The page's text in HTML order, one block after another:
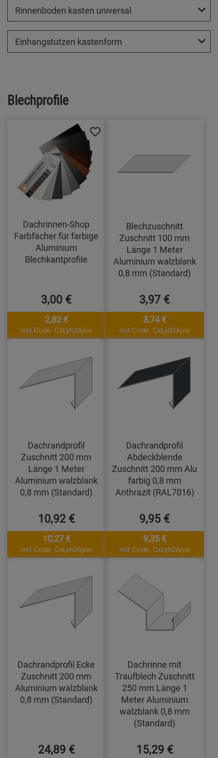
Rinnenboden kasten universal
Einhangstutzen kastenform
Blechprofile
Dachrinnen-Shop
Farbfächer für farbige
Aluminium
Blechkantprofile
3,00 €
2,82 €
mit Code: CxLyh2Ajne
Blechzuschnitt
Zuschnitt 100 mm
Länge 1 Meter
Aluminium walzblank
0,8 mm (Standard)
3,97 €
3,74 €
mit Code: CxLyh2Ajne
Dachrandprofil
Zuschnitt 200 mm
Länge 1 Meter
Aluminium walzblank
0,8 mm (Standard)
10,92 €
10,27 €
mit Code: CxLyh2Ajne
Dachrandprofil
Abdeckblende
Zuschnitt 200 mm Alu
farbig 0,8 mm
Anthrazit (RAL7016)
9,95 €
9,35 €
mit Code: CxLyh2Ajne
Dachrandprofil Ecke
Zuschnitt 200 mm
Aluminium walzblank
0,8 mm (Standard)
24,89 €
Dachrinne mit
Traufblech Zuschnitt
250 mm Länge 1
Meter Aluminium
walzblank 0,8 mm
(Standard)
15,29 €